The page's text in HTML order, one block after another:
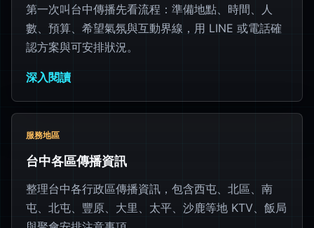
第一次叫台中傳播先看流程：準備地點、時間、人
數、預算、希望氣氛與互動界線，用 LINE 或電話確
認方案與可安排狀況。
深入閱讀
服務地區
台中各區傳播資訊
整理台中各行政區傳播資訊，包含西屯、北區、南
屯、北屯、豐原、大里、太平、沙鹿等地 KTV、飯局